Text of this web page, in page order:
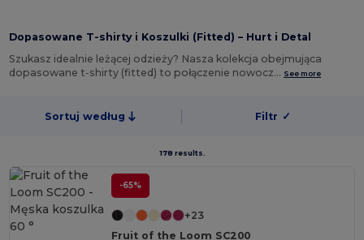
Dopasowane T-shirty i Koszulki (Fitted) – Hurt i Detal
Szukasz idealnie leżącej odzieży? Nasza kolekcja obejmująca
dopasowane t-shirty (fitted) to połączenie nowocz… See more
Sortuj według Filtr ✓
178 results.
-65%
+23
Fruit of the Loom SC200